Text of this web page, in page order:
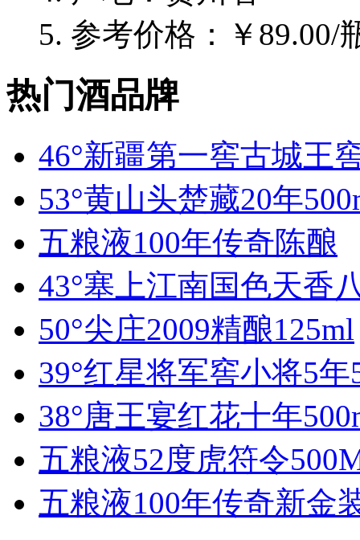
参考价格：￥89.00/
热门酒品牌
46°新疆第一窖古城王
53°黄山头楚藏20年
五粮液100年传奇陈酿
43°塞上江南国色天香
50°尖庄2009精酿125ml
39°红星将军窖小将5年
38°唐王宴红花十年
五粮液52度虎符令
五粮液100年传奇新金